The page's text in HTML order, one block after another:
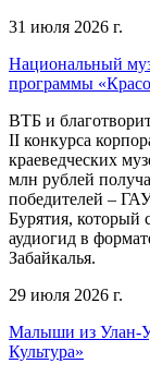
31 июля 2026 г.
Национальный
программы
ВТБ и
II конкурса
краеведческих
млн рублей
победителей –
Бурятия, который
аудиогид в
Забайкалья.
29 июля 2026 г.
Малыши из Улан-
Культура»